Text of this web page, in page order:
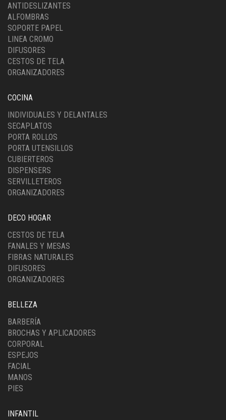
ANTIDESLIZANTES
ALFOMBRAS
SOPORTE PAPEL
LINEA CROMO
DIFUSORES
CESTOS DE TELA
ORGANIZADORES
COCINA
INDIVIDUALES Y DELANTALES
SECAPLATOS
PORTA ROLLOS
PORTA UTENSILLOS
CUBIERTEROS
DISPENSERS
SERVILLETEROS
ORGANIZADORES
DECO HOGAR
CESTOS DE TELA
FANALES Y MESAS
FIBRAS NATURALES
DIFUSORES
ORGANIZADORES
BELLEZA
BARBERÍA
BROCHAS Y APLICADORES
CORPORAL
ESPEJOS
FACIAL
MANOS
PIES
INFANTIL